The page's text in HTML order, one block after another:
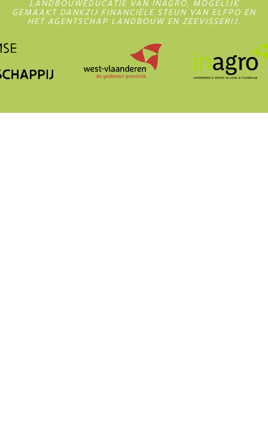
LANDBOUWEDUCATIE VAN INAGRO, MOGELIJK
GEMAAKT DANKZIJ FINANCIËLE STEUN VAN ELFPO EN
HET AGENTSCHAP LANDBOUW EN ZEEVISSERIJ.